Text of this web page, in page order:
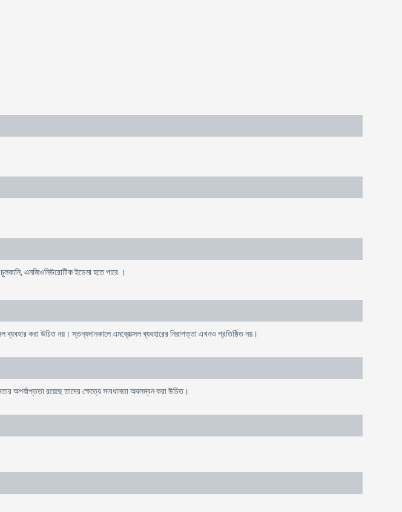
চুলকানি, এনজিওনিউরোটিক ইডেমা হতে পারে ।
ব্যবহার করা উচিত নয়। স্তন্যদানকালে এমব্রোক্সল ব্যবহারের নিরাপত্তা এখনও প্রতিষ্ঠিত নয়।
অপর্যাপ্ততা রয়েছে তাদের ক্ষেত্রে সাবধানতা অবলম্বন করা উচিত।